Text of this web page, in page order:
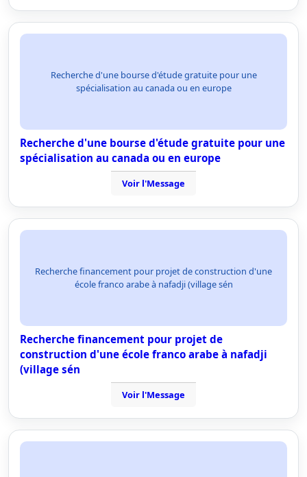
Recherche d'une bourse d'étude gratuite pour une
spécialisation au canada ou en europe
Recherche d'une bourse d'étude gratuite pour une
spécialisation au canada ou en europe
Voir l'Message
Recherche financement pour projet de construction d'une
école franco arabe à nafadji (village sén
Recherche financement pour projet de
construction d'une école franco arabe à nafadji
(village sén
Voir l'Message